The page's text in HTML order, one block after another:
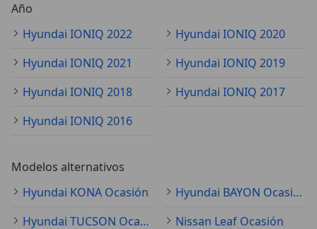
Año
Hyundai IONIQ 2022
Hyundai IONIQ 2020
Hyundai IONIQ 2021
Hyundai IONIQ 2019
Hyundai IONIQ 2018
Hyundai IONIQ 2017
Hyundai IONIQ 2016
Modelos alternativos
Hyundai KONA Ocasión
Hyundai BAYON Ocasión
Hyundai TUCSON Ocasión
Nissan Leaf Ocasión